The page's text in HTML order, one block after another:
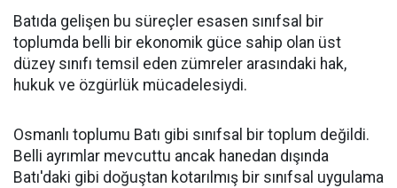
Batıda gelişen bu süreçler esasen sınıfsal bir
toplumda belli bir ekonomik güce sahip olan üst
düzey sınıfı temsil eden zümreler arasındaki hak,
hukuk ve özgürlük mücadelesiydi.
Osmanlı toplumu Batı gibi sınıfsal bir toplum değildi.
Belli ayrımlar mevcuttu ancak hanedan dışında
Batı'daki gibi doğuştan kotarılmış bir sınıfsal uygulama